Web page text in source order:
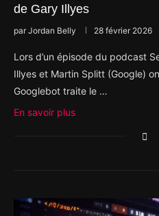
de Gary Illyes
parJordan Belly 28 février 2026
Lors d’un épisode du podcast
Illyes et Martin Splitt (Google)
Googlebot traite le …
En savoir plus